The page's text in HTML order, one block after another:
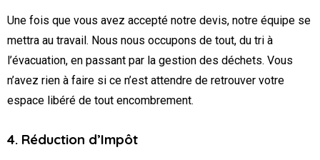
Une fois que vous avez accepté notre devis, notre équipe se
mettra au travail. Nous nous occupons de tout, du tri à
l’évacuation, en passant par la gestion des déchets. Vous
n’avez rien à faire si ce n’est attendre de retrouver votre
espace libéré de tout encombrement.
4. Réduction d’Impôt